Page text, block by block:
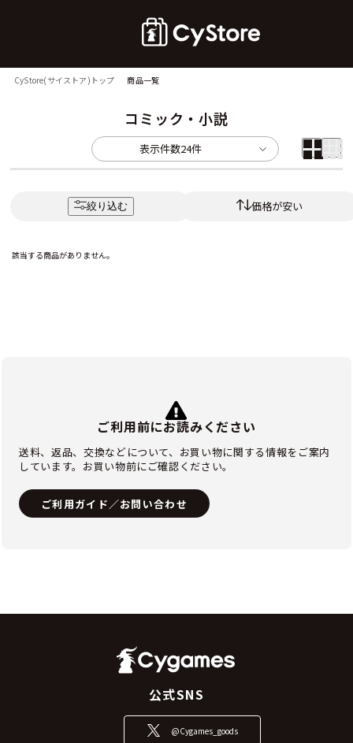
CyStore(サイストア)トップ 商品一覧
コミック・小説
表示件数24件
絞り込む 価格が安い
該当する商品がありません。
ご利用前にお読みください
送料、返品、交換などについて、お買い物に関する情報をご案内
しています。お買い物前にご確認ください。
ご利用ガイド／お問い合わせ
公式SNS
@Cygames_goods